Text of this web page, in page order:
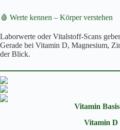
🩸 Werte kennen – Körper verstehen
Laborwerte oder Vitalstoff-Scans
Gerade bei Vitamin D, Magnesium,
der Blick.
Vitamin
Vitamin D